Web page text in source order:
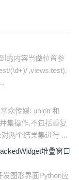
的内容当做位置参
(\d+)/',views.test),
众传媒: union 和
集操作,不包括重复
两个结果集进行 ...
堆叠窗口
图形界面Python应